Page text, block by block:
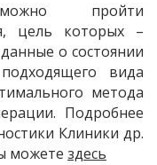
пройти
цель которых –
о состоянии
вида
метода
Подробнее
Клиники др.
можете здесь